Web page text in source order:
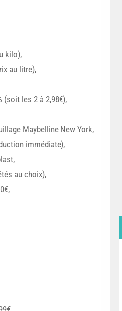
kilo),
au litre),
(soit les 2 à 2,98€),
Maybelline New York,
immédiate),
au choix),